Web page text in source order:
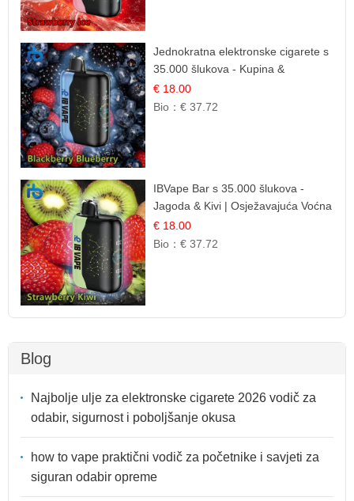
Jednokratna elektronske cigarete s
35.000 šlukova - Kupina &
Borovnica | Intenzivna Mješavina
Šumskog Voća
€ 18.00
Bio：€ 37.72
IBVape Bar s 35.000 šlukova -
Jagoda & Kivi | Osježavajuća Voćna
Mješavina
€ 18.00
Bio：€ 37.72
Blog
Najbolje ulje za elektronske cigarete 2026 vodič za
odabir, sigurnost i poboljšanje okusa
how to vape praktični vodič za početnike i savjeti za
siguran odabir opreme